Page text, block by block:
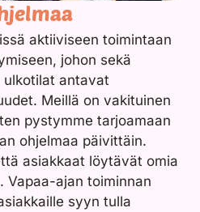
aktiiviseen toimintaan
johon sekä
antavat
Meillä on vakituinen
pystymme tarjoamaan
ohjelmaa päivittäin.
asiakkaat löytävät omia
Vapaa-ajan toiminnan
syyn tulla